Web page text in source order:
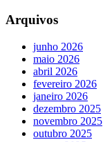
Arquivos
junho 2026
maio 2026
abril 2026
fevereiro 2026
janeiro 2026
dezembro 2025
novembro 2025
outubro 2025